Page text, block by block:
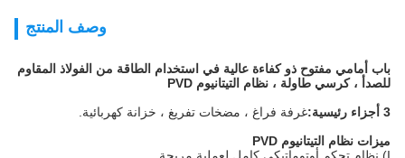
وصف المنتج
باب أمامي مفتوح ذو كفاءة عالية في استخدام الطاقة من الفولاذ المقاوم
للصدأ ، كرسي طاولة ، نظام التيتانيوم PVD
3 أجزاء رئيسية:
غرفة فراغ ، مضخات تفريغ ، خزانة كهربائية.
ميزات نظام التيتانيوم PVD